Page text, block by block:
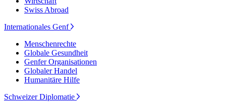
Swiss Abroad
Internationales Genf
Menschenrechte
Globale Gesundheit
Genfer Organisationen
Globaler Handel
Humanitäre Hilfe
Schweizer Diplomatie